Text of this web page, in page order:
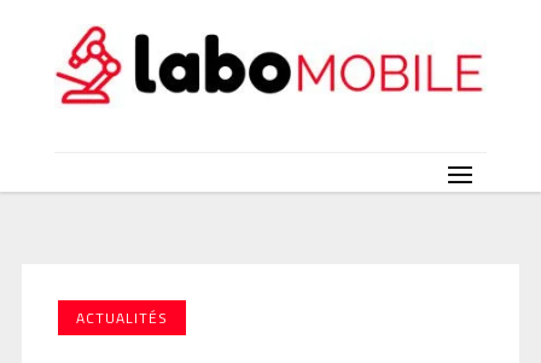
ACTUALITÉS